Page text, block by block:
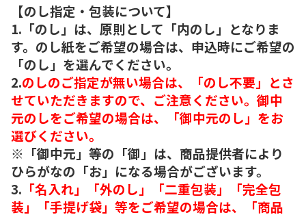
【のし指定・包装について】
1.「のし」は、原則として「内のし」となりま
す。のし紙をご希望の場合は、申込時にご希望の
「のし」を選んでください。
2.のしのご指定が無い場合は、「のし不要」とさ
せていただきますので、ご注意ください。御中
元のしをご希望の場合は、「御中元のし」をお
選びください。
※「御中元」等の「御」は、商品提供者により
ひらがなの「お」になる場合がございます。
3. 「名入れ」「外のし」「二重包装」「完全包
装」「手提げ袋」等をご希望の場合は、「商品